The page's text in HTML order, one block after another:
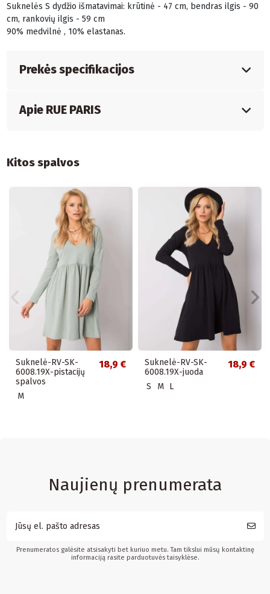
Suknelės S dydžio išmatavimai: krūtinė - 47 cm, bendras ilgis - 90
cm, rankovių ilgis - 59 cm
90% medvilnė , 10% elastanas.
Prekės specifikacijos
Apie RUE PARIS
Kitos spalvos
Suknelė-RV-SK-
6008.19X-pistacijų
spalvos
18,9 €
M
Suknelė-RV-SK-
6008.19X-juoda
18,9 €
S M L
Naujienų prenumerata
Prenumeratos galėsite atsisakyti bet kuriuo metu. Tam tikslui mūsų kontaktinę
informaciją rasite parduotuvės taisyklėse.